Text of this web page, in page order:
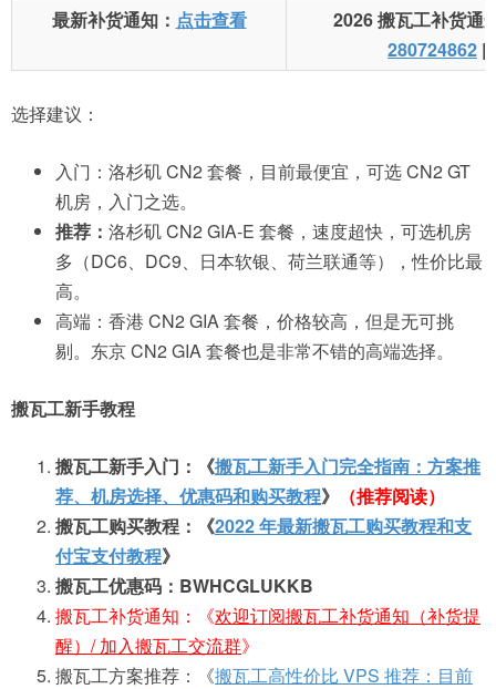
最新补货通知： 点击查看
2026 搬瓦工补货通
280724862 |
选择建议：
入门：洛杉矶 CN2 套餐，目前最便宜，可选 CN2 GT
机房，入门之选。
推荐： 洛杉矶 CN2 GIA-E 套餐，速度超快，可选机房
多（DC6、DC9、日本软银、荷兰联通等），性价比最
高。
高端：香港 CN2 GIA 套餐，价格较高，但是无可挑
剔。东京 CN2 GIA 套餐也是非常不错的高端选择。
搬瓦工新手教程
搬瓦工新手入门：《搬瓦工新手入门完全指南：方案推
荐、机房选择、优惠码和购买教程》
（推荐阅读）
搬瓦工购买教程：《2022 年最新搬瓦工购买教程和支
付宝支付教程》
搬瓦工优惠码：BWHCGLUKKB
搬瓦工补货通知：《欢迎订阅搬瓦工补货通知（补货提
醒）/ 加入搬瓦工交流群》
搬瓦工方案推荐：《搬瓦工高性价比 VPS 推荐：目前